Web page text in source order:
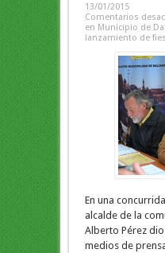
13/01/2015
Comentarios
en Municipio de
lanzamiento de
En una
alcalde de la
Alberto Pérez
medios de